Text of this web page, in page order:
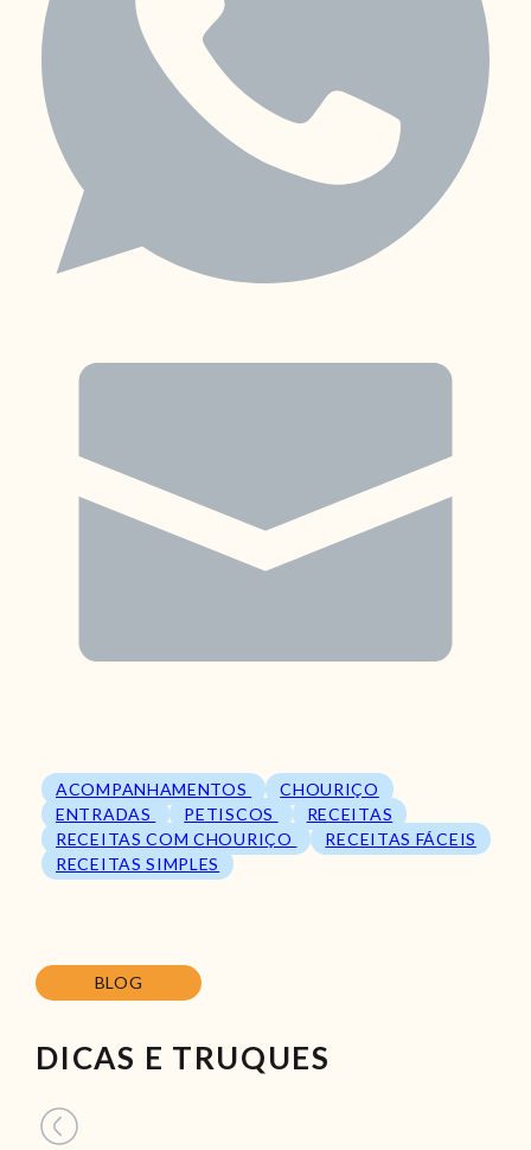
ACOMPANHAMENTOS
CHOURIÇO
ENTRADAS
PETISCOS
RECEITAS
RECEITAS COM CHOURIÇO
RECEITAS FÁCEIS
RECEITAS SIMPLES
BLOG
DICAS E TRUQUES